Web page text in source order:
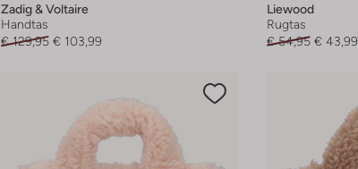
Zadig & Voltaire
Handtas
€ 129,95 € 103,99
Liewood
Rugtas
€ 54,95 € 43,99